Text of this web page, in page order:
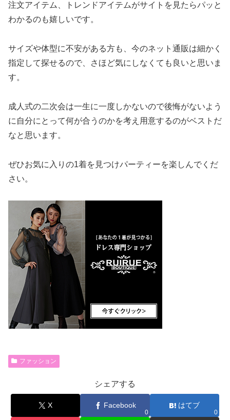
注文アイテム、トレンドアイテムがサイトを見たらパッと
わかるのも嬉しいです。
サイズや体型に不安がある方も、今のネット通販は細かく
指定して探せるので、さほど気にしなくても良いと思いま
す。
成人式の二次会は一生に一度しかないので後悔がないよう
に自分にとって何が合うのかを考え用意するのがベストだ
なと思います。
ぜひお気に入りの1着を見つけパーティーを楽しんでくだ
さい。
ファッション
シェアする
X Facebook
0
はてブ
0